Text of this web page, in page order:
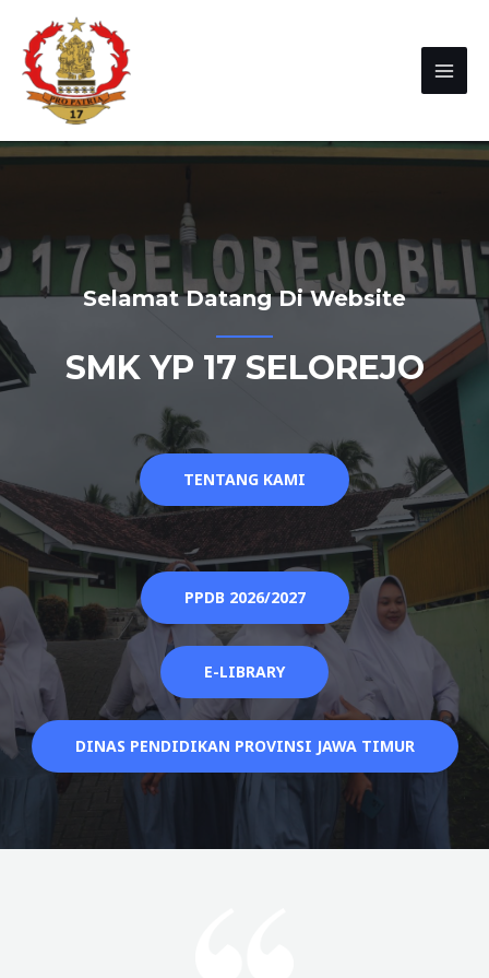
Selamat Datang Di Website
SMK YP 17 SELOREJO
TENTANG KAMI
PPDB 2026/2027
E-LIBRARY
DINAS PENDIDIKAN PROVINSI JAWA TIMUR